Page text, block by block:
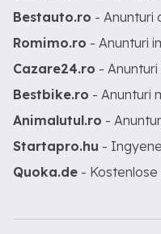
Bestauto.ro - Anunturi
Romimo.ro - Anunturi
Cazare24.ro -
Bestbike.ro - Anunturi
Animalutul.ro -
Startapro.hu -
Quoka.de - Kostenlose